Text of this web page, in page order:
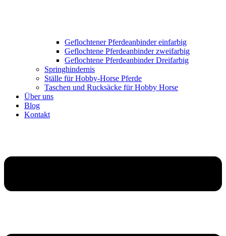
Geflochtener Pferdeanbinder einfarbig
Geflochtene Pferdeanbinder zweifarbig
Geflochtene Pferdeanbinder Dreifarbig
Springhindernis
Ställe für Hobby-Horse Pferde
Taschen und Rucksäcke für Hobby Horse
Über uns
Blog
Kontakt